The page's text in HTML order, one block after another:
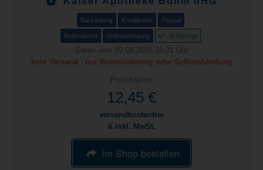
Barzahlung Kreditkarte Paypal
Botendienst Selbstabholung E-Rezept
Daten vom 07.08.2026 15:21 Uhr
kein Versand - nur Botenlieferung oder Selbstabholung
Produktpreis
12,45 €
versandkostenfrei
& inkl. MwSt.
im Shop bestellen